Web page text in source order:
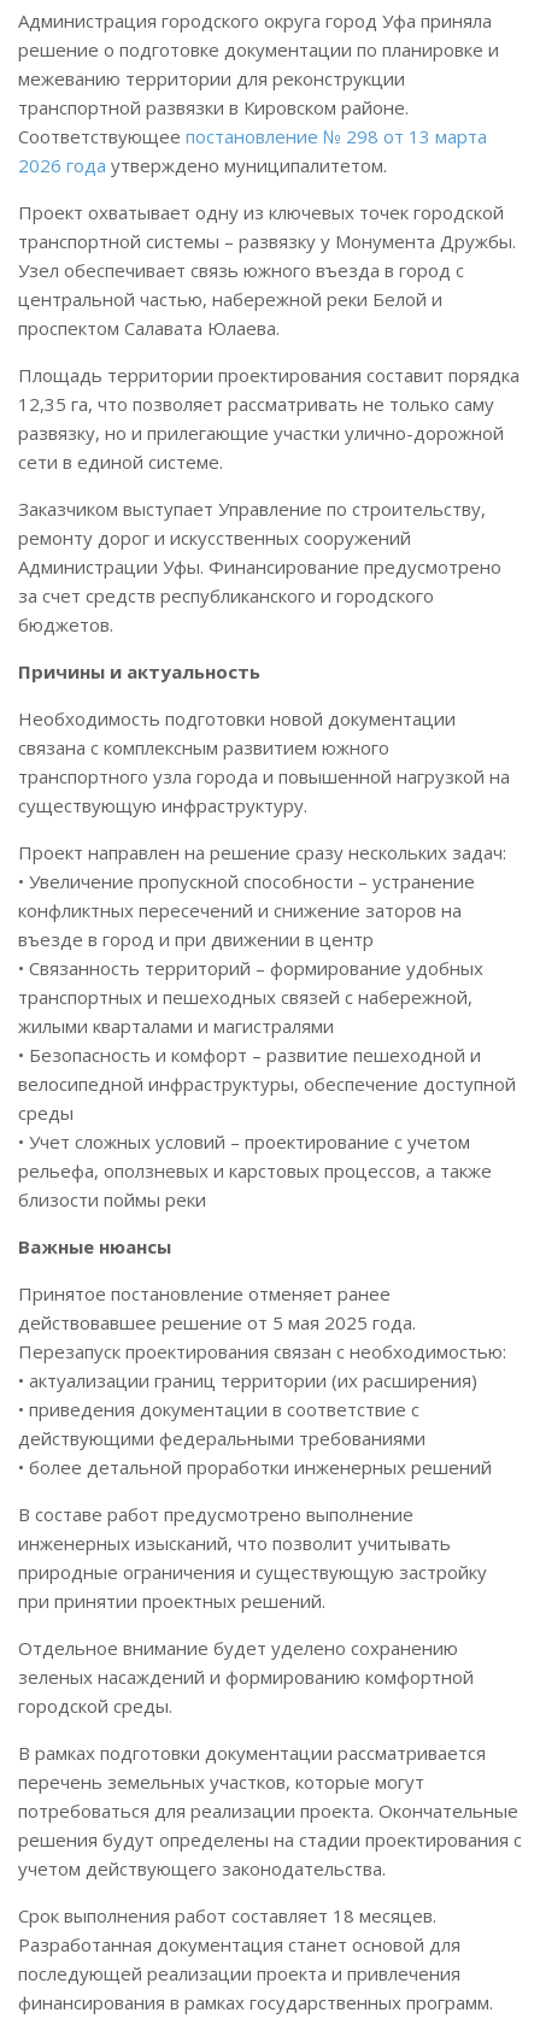
Администрация городского округа город Уфа приняла
решение о подготовке документации по планировке и
межеванию территории для реконструкции
транспортной развязки в Кировском районе.
Соответствующее постановление № 298 от 13 марта
2026 года утверждено муниципалитетом.
Проект охватывает одну из ключевых точек городской
транспортной системы – развязку у Монумента Дружбы.
Узел обеспечивает связь южного въезда в город с
центральной частью, набережной реки Белой и
проспектом Салавата Юлаева.
Площадь территории проектирования составит порядка
12,35 га, что позволяет рассматривать не только саму
развязку, но и прилегающие участки улично-дорожной
сети в единой системе.
Заказчиком выступает Управление по строительству,
ремонту дорог и искусственных сооружений
Администрации Уфы. Финансирование предусмотрено
за счет средств республиканского и городского
бюджетов.
Причины и актуальность
Необходимость подготовки новой документации
связана с комплексным развитием южного
транспортного узла города и повышенной нагрузкой на
существующую инфраструктуру.
Проект направлен на решение сразу нескольких задач:
• Увеличение пропускной способности – устранение
конфликтных пересечений и снижение заторов на
въезде в город и при движении в центр
• Связанность территорий – формирование удобных
транспортных и пешеходных связей с набережной,
жилыми кварталами и магистралями
• Безопасность и комфорт – развитие пешеходной и
велосипедной инфраструктуры, обеспечение доступной
среды
• Учет сложных условий – проектирование с учетом
рельефа, оползневых и карстовых процессов, а также
близости поймы реки
Важные нюансы
Принятое постановление отменяет ранее
действовавшее решение от 5 мая 2025 года.
Перезапуск проектирования связан с необходимостью:
• актуализации границ территории (их расширения)
• приведения документации в соответствие с
действующими федеральными требованиями
• более детальной проработки инженерных решений
В составе работ предусмотрено выполнение
инженерных изысканий, что позволит учитывать
природные ограничения и существующую застройку
при принятии проектных решений.
Отдельное внимание будет уделено сохранению
зеленых насаждений и формированию комфортной
городской среды.
В рамках подготовки документации рассматривается
перечень земельных участков, которые могут
потребоваться для реализации проекта. Окончательные
решения будут определены на стадии проектирования с
учетом действующего законодательства.
Срок выполнения работ составляет 18 месяцев.
Разработанная документация станет основой для
последующей реализации проекта и привлечения
финансирования в рамках государственных программ.